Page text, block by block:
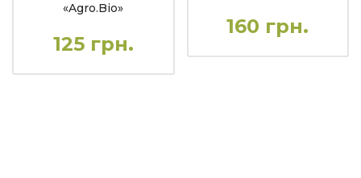
«Agro.Bio»
125 грн.
160 грн.